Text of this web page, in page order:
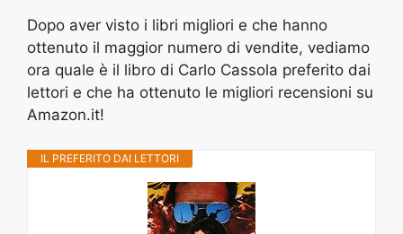
Dopo aver visto i libri migliori e che hanno
ottenuto il maggior numero di vendite, vediamo
ora quale è il libro di Carlo Cassola preferito dai
lettori e che ha ottenuto le migliori recensioni su
Amazon.it!
IL PREFERITO DAI LETTORI